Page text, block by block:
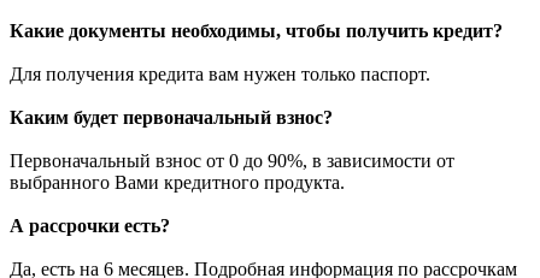
Какие документы необходимы, чтобы получить кредит?
Для получения кредита вам нужен только паспорт.
Каким будет первоначальный взнос?
Первоначальный взнос от 0 до 90%, в зависимости от
выбранного Вами кредитного продукта.
А рассрочки есть?
Да, есть на 6 месяцев. Подробная информация по рассрочкам